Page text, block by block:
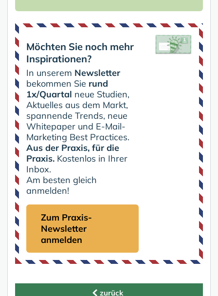
Möchten Sie noch mehr
Inspirationen?
In unserem Newsletter
bekommen Sie rund
1x/Quartal neue Studien,
Aktuelles aus dem Markt,
spannende Trends, neue
Whitepaper und E-Mail-
Marketing Best Practices.
Aus der Praxis, für die
Praxis. Kostenlos in Ihrer
Inbox.
Am besten gleich
anmelden!
Zum Praxis-
Newsletter
anmelden
zurück